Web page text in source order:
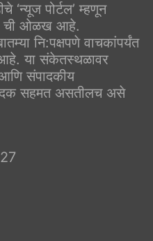
‘न्यूज पोर्टल’ म्हणून
ची ओळख आहे.
नि:पक्षपणे वाचकांपर्यंत
आहे. या संकेतस्थळावर
आणि संपादकीय
सहमत असतीलच असे